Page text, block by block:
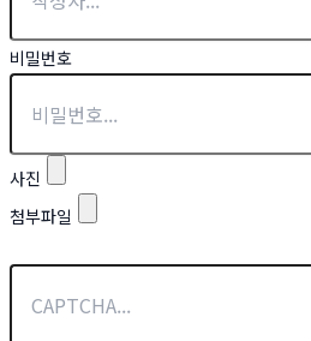
비밀번호
사진
첨부파일